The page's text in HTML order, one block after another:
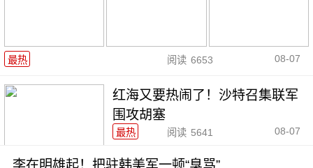
最热 阅读 6653 08-07
红海又要热闹了！沙特召集联军
围攻胡塞
最热 阅读 5641 08-07
李在明雄起！把驻韩美军一顿“臭骂”